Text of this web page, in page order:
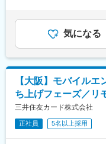
変更の範囲：変更
ことがある
・構築したプラッ
ンの信頼性と効率性
-フロントエンド：
-モバイル：Swift,
-インフラ：AWS,
-データベース：
-CI/CD：GitHub
-開発ツール：
SonarQube 等
給与補足＞・賞与
労働の有無に関わ
を超えた時間外労
者に該当する場合
でも目安の金額で
す。月給(月額)は固
気になる
【大阪】モバイル
ち上げフェーズ／リ
三井住友カード株式会社
正社員 5名以上採用